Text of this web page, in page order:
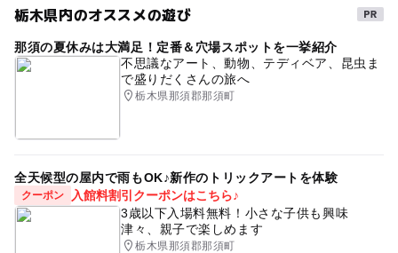
注意・制限事項
※悪天候時は中断する場合がございます。
タグ
住宅公園 住宅展示場 プレゼント 無料 栃木
バルーン アニマル
ミニトレイン
無料駐車場あり 手ぶら 手ぶらでOK 楽しい
当日参加 当日受付 ふわふわ ふわふわドーム
おもちゃ ゲームコーナー
栃木県内のオススメの遊び
那須の夏休みは大満足！定番＆穴場スポットを一挙紹介
不思議なアート、動物、テディベア、昆虫ま
で盛りだくさんの旅へ
栃木県那須郡那須町
全天候型の屋内で雨もOK♪新作のトリックアートを体験
クーポン
入館料割引クーポンはこちら♪
3歳以下入場料無料！小さな子供も興味
津々、親子で楽しめます
栃木県那須郡那須町